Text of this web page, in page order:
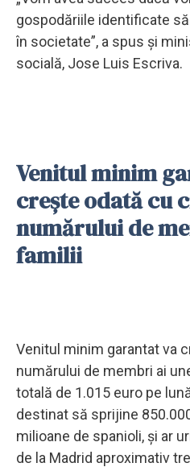
gospodăriile identificate
în societate”, a spus şi
socială, Jose Luis Escriva.
Venitul minim
creşte odată cu
numărului de
familii
Venitul minim garantat va
numărului de membri ai
totală de 1.015 euro pe
destinat să sprijine
milioane de spanioli, şi ar
de la Madrid aproximativ